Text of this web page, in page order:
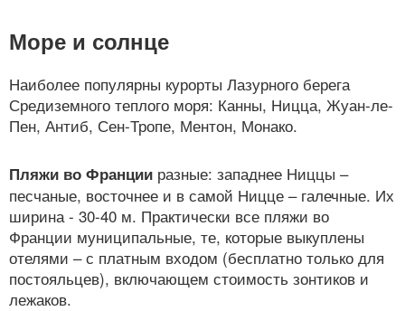
Море и солнце
Наиболее популярны курорты Лазурного берега
Средиземного теплого моря: Канны, Ницца, Жуан-ле-
Пен, Антиб, Сен-Тропе, Ментон, Монако.
Пляжи во Франции разные: западнее Ниццы –
песчаные, восточнее и в самой Ницце – галечные. Их
ширина - 30-40 м. Практически все пляжи во
Франции муниципальные, те, которые выкуплены
отелями – с платным входом (бесплатно только для
постояльцев), включающем стоимость зонтиков и
лежаков.